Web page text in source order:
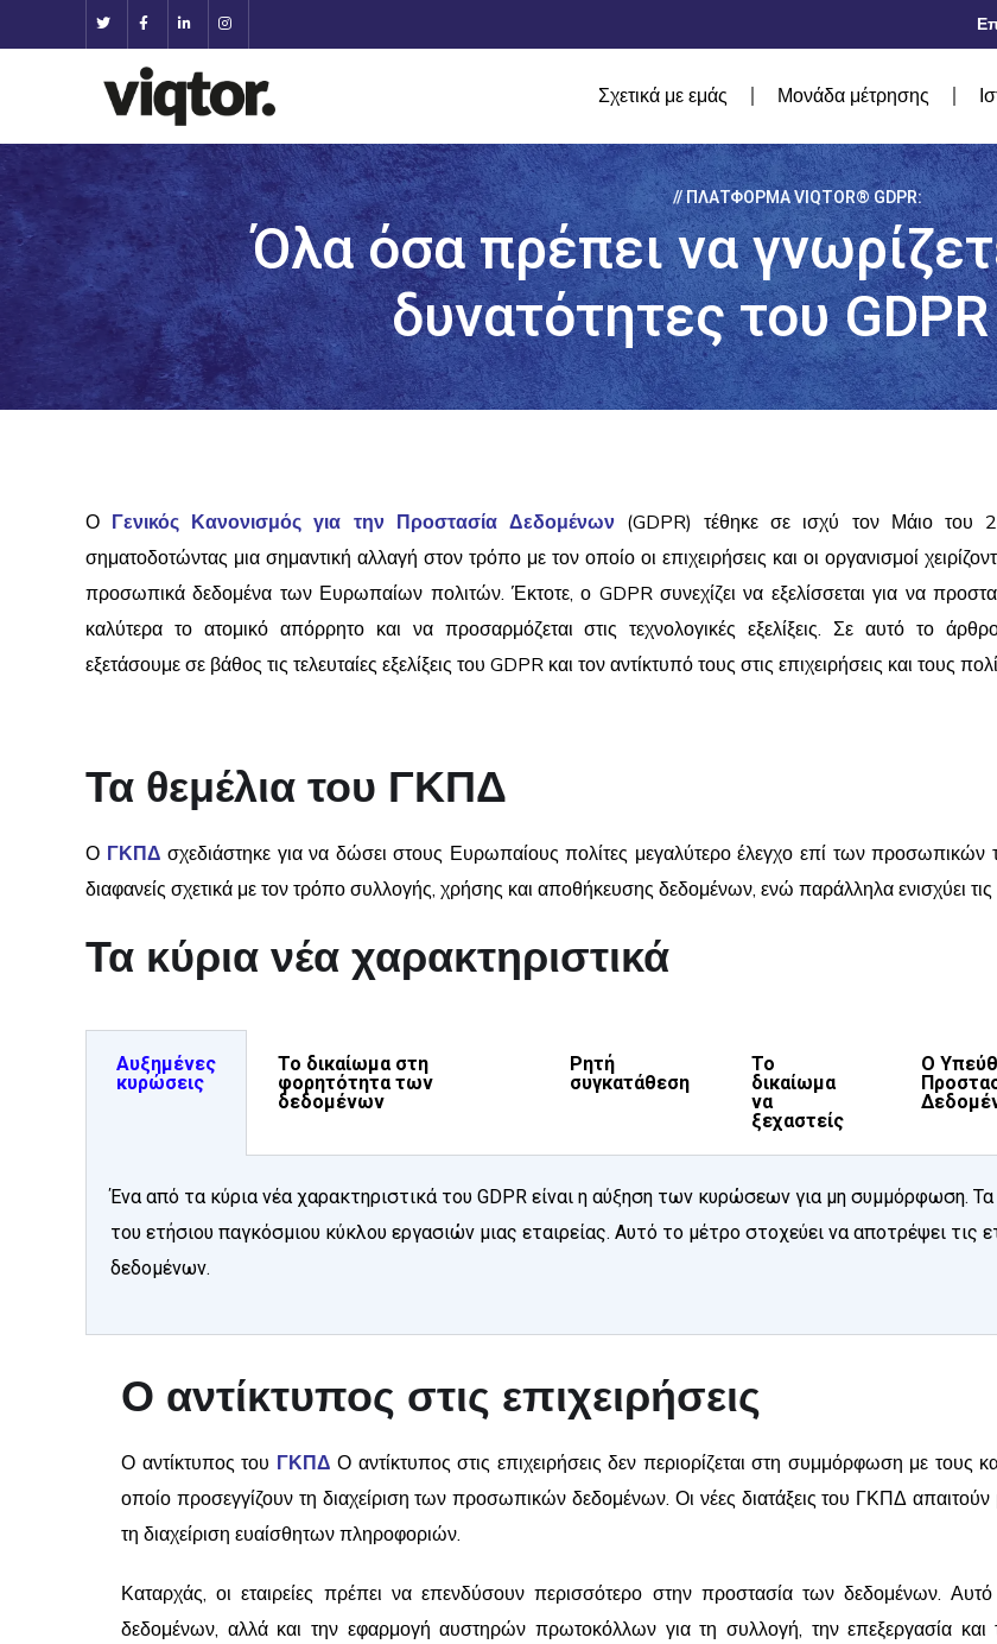
Σχετικά με εμάς Μονάδα μέτρησης
// ΠΛΑΤΦΌΡΜΑ VIQTOR® GDPR:
Όλα όσα πρέπει να
δυνατότητες του
Ο Γενικός Κανονισμός για την Προστασία Δεδομένων(GDPR) τέθηκε σε ισχύ τον Μάιο του
σηματοδοτώντας μια σημαντική αλλαγή στον τρόπο με τον οποίο οι επιχειρήσεις και οι οργανισμοί
προσωπικά δεδομένα των Ευρωπαίων πολιτών. Έκτοτε, ο GDPR συνεχίζει να εξελίσσεται για να
καλύτερα το ατομικό απόρρητο και να προσαρμόζεται στις τεχνολογικές εξελίξεις. Σε αυτό το
εξετάσουμε σε βάθος τις τελευταίες εξελίξεις του GDPR και τον αντίκτυπό τους στις επιχειρήσεις και τους
Τα θεμέλια του ΓΚΠΔ
Ο ΓΚΠΔ σχεδιάστηκε για να δώσει στους Ευρωπαίους πολίτες μεγαλύτερο έλεγχο επί των προσωπικών
διαφανείς σχετικά με τον τρόπο συλλογής, χρήσης και αποθήκευσης δεδομένων, ενώ παράλληλα ενισχύει
Τα κύρια νέα χαρακτηριστικά
Αυξημένες
κυρώσεις
Το δικαίωμα στη
φορητότητα των
δεδομένων
Ρητή
συγκατάθεση
Το
δικαίωμα
να
ξεχαστείς
Ο
Ένα από τα κύρια νέα χαρακτηριστικά του GDPR είναι η αύξηση των κυρώσεων για μη συμμόρφωση.
του ετήσιου παγκόσμιου κύκλου εργασιών μιας εταιρείας. Αυτό το μέτρο στοχεύει να αποτρέψει
δεδομένων.
Ο αντίκτυπος στις επιχειρήσεις
Ο αντίκτυπος του ΓΚΠΔ Ο αντίκτυπος στις επιχειρήσεις δεν περιορίζεται στη συμμόρφωση με τους
οποίο προσεγγίζουν τη διαχείριση των προσωπικών δεδομένων. Οι νέες διατάξεις του ΓΚΠΔ
τη διαχείριση ευαίσθητων πληροφοριών.
Καταρχάς, οι εταιρείες πρέπει να επενδύσουν περισσότερο στην προστασία των δεδομένων.
δεδομένων, αλλά και την εφαρμογή αυστηρών πρωτοκόλλων για τη συλλογή, την επεξεργασία και